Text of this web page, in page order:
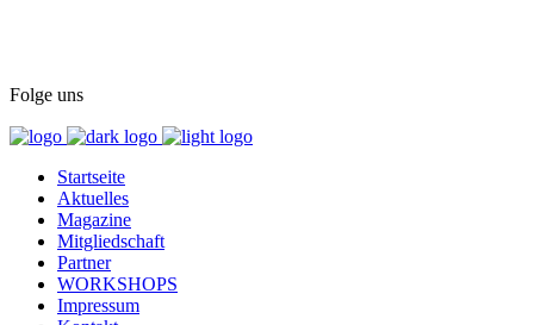
Folge uns
Startseite
Aktuelles
Magazine
Mitgliedschaft
Partner
WORKSHOPS
Impressum